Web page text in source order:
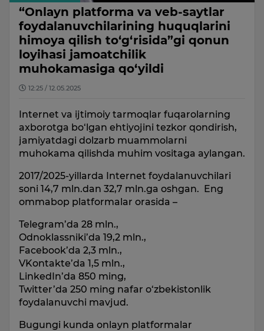
“Onlayn platforma va veb-saytlar
foydalanuvchilarining huquqlarini
himoya qilish to‘g‘risida”gi qonun
loyihasi jamoatchilik
muhokamasiga qo‘yildi
12:25 / 12.05.2025
Internet va ijtimoiy tarmoqlar fuqarolarning
axborotga bo‘lgan ehtiyojini tezkor qondirish,
jamiyatdagi dolzarb muammolarni
muhokama qilishda muhim vositaga aylangan.
2017/2025-yillarda Internet foydalanuvchilari
soni 14,7 mln.dan 32,7 mln.ga oshgan. Eng
ommabop platformalar orasida –
Telegram’da 28 mln.,
Odnoklassniki’da 19,2 mln.,
Facebook’da 2,3 mln.,
VKontakte’da 1,5 mln.,
LinkedIn’da 850 ming,
Twitter’da 250 ming nafar o‘zbekistonlik
foydalanuvchi mavjud.
Bugungi kunda onlayn platformalar